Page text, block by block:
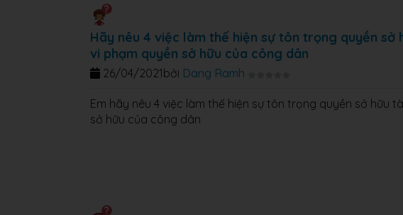
Hãy nêu 4 việc làm thế hiện sự tôn trọng quyền
vi phạm quyền sở hữu của công dân
bởi Dang Ramh
26/04/2021
Em hãy nêu 4 việc làm thế hiện sự tôn trọng quyền sở hữu
sở hữu của công dân